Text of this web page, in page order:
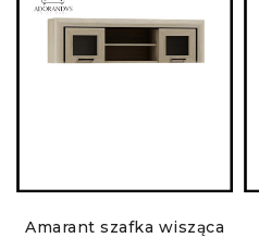
Amarant szafka wisząca